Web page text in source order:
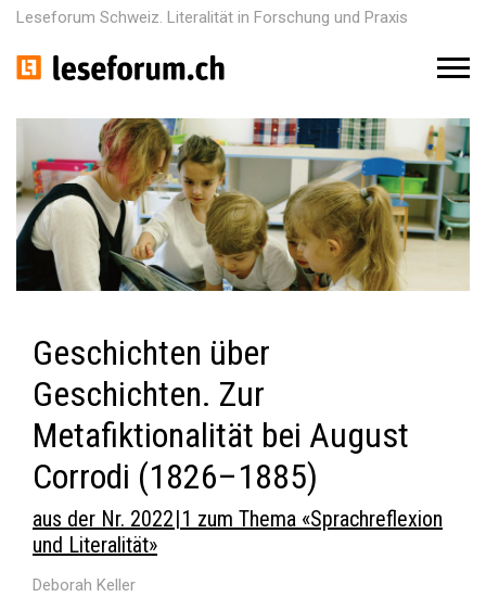
Leseforum Schweiz. Literalität in Forschung und Praxis
M
u
Geschichten über
Geschichten. Zur
Metafiktionalität bei August
Corrodi (1826–1885)
aus der Nr. 2022 | 1 zum Thema «Sprachreflexion
und Literalität»
Deborah Keller